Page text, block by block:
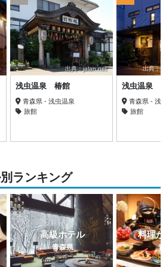
出典：jalan.net
浅虫温泉 椿館
青森県 - 浅虫温泉
旅館
出典：
浅虫温泉
青森県 - 浅
旅館
ランキング
高級ホテル
青森県
料理